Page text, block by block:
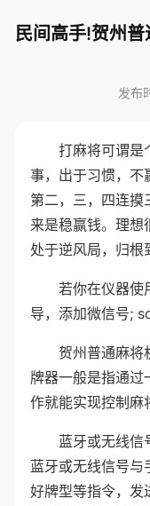
民间高手!贺州
发布
打麻将可谓是
事，出于习惯，不
第二，三，四连摸
来是稳赢钱。理想
处于逆风局，归根
若你在仪器使
导，添加微信号;
贺州普通麻将
牌器一般是指通过
作就能实现控制麻
蓝牙或无线信
蓝牙或无线信号与
好牌型等指令，发